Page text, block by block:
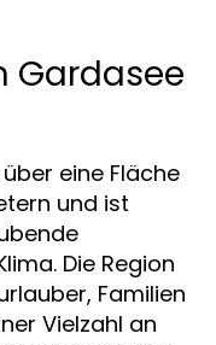
Gardasee
eine Fläche
und ist
Die Region
Familien
Vielzahl an